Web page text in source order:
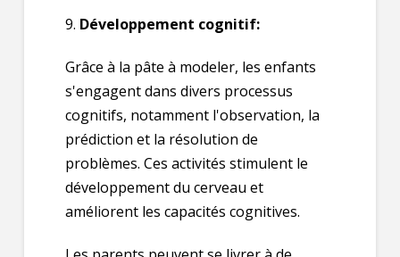
9. Développement cognitif:
Grâce à la pâte à modeler, les enfants
s'engagent dans divers processus
cognitifs, notamment l'observation, la
prédiction et la résolution de
problèmes. Ces activités stimulent le
développement du cerveau et
améliorent les capacités cognitives.